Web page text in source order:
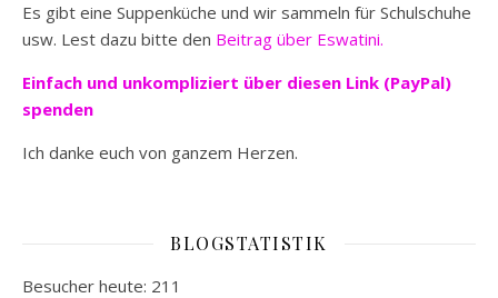
Es gibt eine Suppenküche und wir sammeln für Schulschuhe
usw. Lest dazu bitte den Beitrag über Eswatini.
Einfach und unkompliziert über diesen Link (PayPal)
spenden
Ich danke euch von ganzem Herzen.
BLOGSTATISTIK
Besucher heute: 211